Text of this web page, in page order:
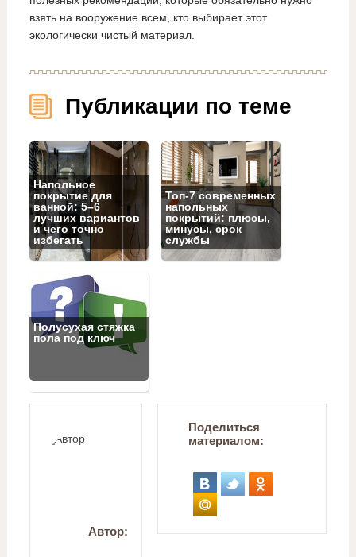
взять на вооружение всем, кто выбирает этот
экологически чистый материал.
Публикации по теме
Напольное
покрытие для
ванной: 5–6
лучших вариантов
и чего точно
избегать
Топ‑7 современных
напольных
покрытий: плюсы,
минусы, срок
службы
Полусухая стяжка
пола под ключ
Автор:
Поделиться
материалом: